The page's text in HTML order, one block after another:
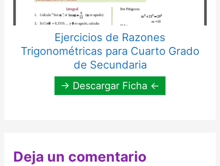
Ejercicios de Razones
Trigonométricas para Cuarto Grado
de Secundaria
→ Descargar Ficha ←
Deja un comentario